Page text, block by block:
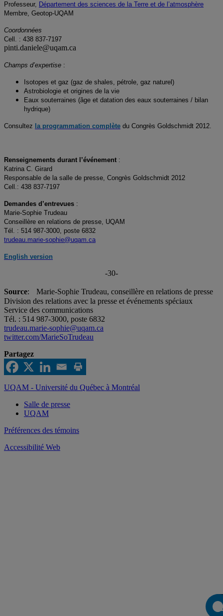
Professeur, Département des sciences de la Terre et de l’atmosphère
Membre, Geotop-UQAM
Coordonnées
Cell. : 438 837-7197
pinti.daniele@uqam.ca
Champs d’expertise :
Isotopes et gaz (gaz de shales, pétrole, gaz naturel)
Astrobiologie et origines de la vie
Eaux souterraines (âge et datation des eaux souterraines / bilan
hydrique)
Consultez la programmation complète du Congrès Goldschmidt 2012.
Renseignements durant l’événement :
Katrina C. Girard
Responsable de la salle de presse, Congrès Goldschmidt 2012
Cell.: 438 837-7197
Demandes d’entrevues :
Marie-Sophie Trudeau
Conseillère en relations de presse, UQAM
Tél. : 514 987-3000, poste 6832
trudeau.marie-sophie@uqam.ca
English version
-30-
Source: Marie-Sophie Trudeau, conseillère en relations de presse
Division des relations avec la presse et événements spéciaux
Service des communications
Tél. : 514 987-3000, poste 6832
trudeau.marie-sophie@uqam.ca
twitter.com/MarieSoTrudeau
Partagez
UQAM - Université du Québec à Montréal
Salle de presse
UQAM
Préférences des témoins
Accessibilité Web